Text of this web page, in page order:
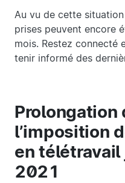
Au vu de cette
prises peuvent encore
mois. Restez connecté
tenir informé des
Prolongation
l’imposition
en télétravail
2021